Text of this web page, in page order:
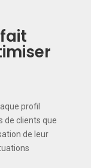
profil
de clients que
de leur